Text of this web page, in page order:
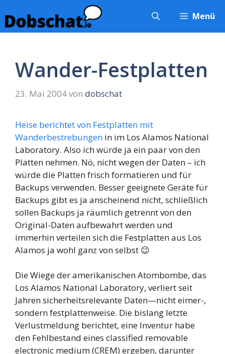
Inhalt
springen
Menü
Wander-Festplatten
23. Mai 2004von dobschat
Heise berichtet von Festplatten mit
Wanderbestrebungen in im Los Alamos National
Laboratory. Also ich würde ja ein paar von den
Platten nehmen. Nö, nicht wegen der Daten – ich
würde die Platten frisch formatieren und für
Backups verwenden. Besser geeignete Geräte für
Backups gibt es ja anscheinend nicht, schließlich
sollen Backups ja räumlich getrennt von den
Original-Daten aufbewahrt werden und
immerhin verteilen sich die Festplatten aus Los
Alamos ja wohl ganz von selbst 😉
Die Wiege der amerikanischen Atombombe, das
Los Alamos National Laboratory, verliert seit
Jahren sicherheitsrelevante Daten—nicht eimer-,
sondern festplattenweise. Die bislang letzte
Verlustmeldung berichtet, eine Inventur habe
den Fehlbestand eines classified removable
electronic medium (CREM) ergeben, darunter